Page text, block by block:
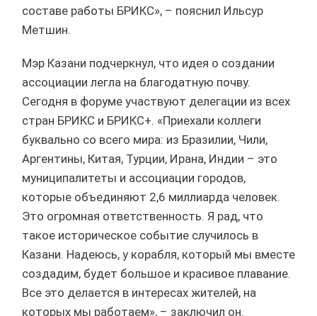
составе работы БРИКС», – пояснил Ильсур
Метшин.
Мэр Казани подчеркнул, что идея о создании
ассоциации легла на благодатную почву.
Сегодня в форуме участвуют делегации из всех
стран БРИКС и БРИКС+. «Приехали коллеги
буквально со всего мира: из Бразилии, Чили,
Аргентины, Китая, Турции, Ирана, Индии – это
муниципалитеты и ассоциации городов,
которые объединяют 2,6 миллиарда человек.
Это огромная ответственность. Я рад, что
такое историческое событие случилось в
Казани. Надеюсь, у корабля, который мы вместе
создадим, будет большое и красивое плавание.
Все это делается в интересах жителей, на
которых мы работаем», – заключил он.